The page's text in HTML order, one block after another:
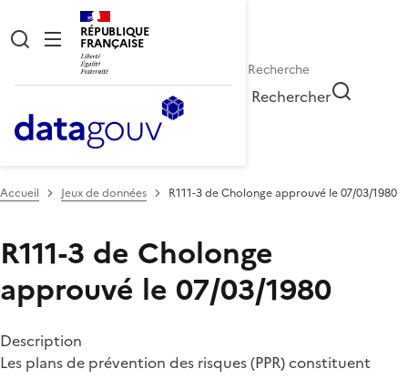
RÉPUBLIQUE
FRANÇAISE
Rechercher
Accueil Jeux de données R111-3 de Cholonge approuvé le 07/03/1980
R111-3 de Cholonge
approuvé le 07/03/1980
Description
Les plans de prévention des risques (PPR) constituent